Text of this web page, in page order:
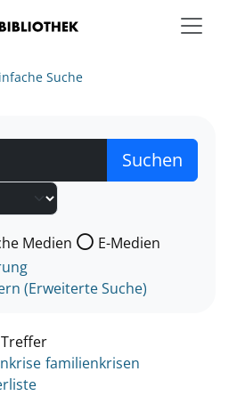
Suche
nach der Sie suchen wollen.
Medien
E-Medien
(Erweiterte Suche)
familienkrisen